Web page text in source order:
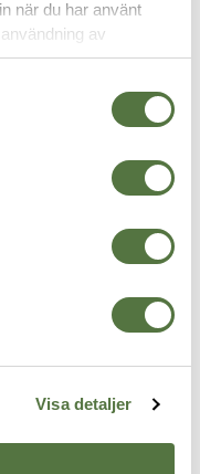
när du har använt
av
av
Visa detaljer